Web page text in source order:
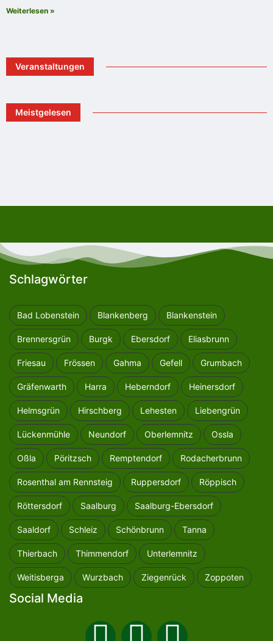
Weiterlesen »
Veranstaltungen
Meistgelesen
Schlagwörter
Bad Lobenstein Blankenberg Blankenstein
Brennersgrün Burgk Ebersdorf Eliasbrunn
Friesau Frössen Gahma Gefell Grumbach
Gräfenwarth Harra Heberndorf Heinersdorf
Helmsgrün Hirschberg Lehesten Liebengrün
Lückenmühle Neundorf Oberlemnitz Ossla
Oßla Pöritzsch Remptendorf Rodacherbrunn
Rosenthal am Rennsteig Ruppersdorf Röppisch
Röttersdorf Saalburg Saalburg-Ebersdorf
Saaldorf Schleiz Schönbrunn Tanna
Thierbach Thimmendorf Unterlemnitz
Weitisberga Wurzbach Ziegenrück Zoppoten
Social Media